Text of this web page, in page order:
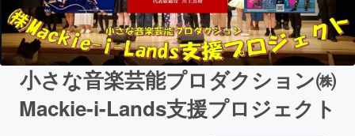
小さな音楽芸能プロダクション㈱
Mackie-i-Lands支援プロジェクト